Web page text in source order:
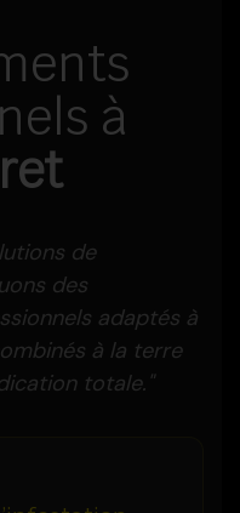
à
de
des
adaptés à
à la terre
totale."